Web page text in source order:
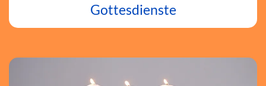
Gottesdienste